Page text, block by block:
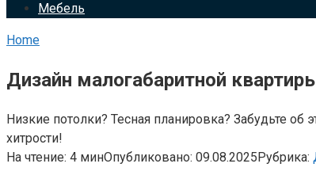
Мебель
Home
Дизайн малогабаритной
Низкие потолки? Тесная планировка? Забудьте
хитрости!
На чтение: 4 минОпубликовано: 09.08.2025Рубрика: